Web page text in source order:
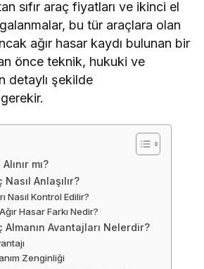
sıfır araç fiyatları ve ikinci el
bu tür araçlara olan
ağır hasar kaydı bulunan bir
önce teknik, hukuki ve
detaylı şekilde
mı?
Anlaşılır?
Nasıl Kontrol Edilir?
Hasar Farkı Nedir?
Almanın Avantajları Nelerdir?
Zenginliği